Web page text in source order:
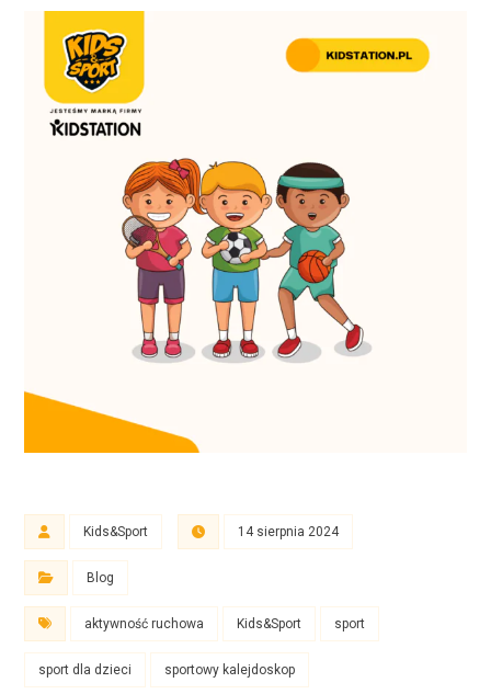
Kids&Sport 14 sierpnia 2024
Blog
aktywność ruchowa Kids&Sport sport
sport dla dzieci sportowy kalejdoskop